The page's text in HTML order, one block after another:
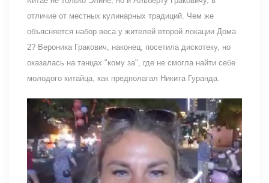
отличие от местных кулинарных традиций. Чем же
объясняется набор веса у жителей второй локации Дома
2? Вероника Гракович, наконец, посетила дискотеку, но
оказалась на танцах "кому за", где не смогла найти себе
молодого китайца, как предполагал Никита Гуранда.